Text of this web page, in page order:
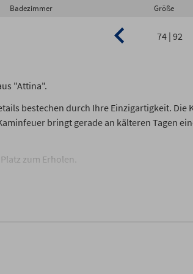
Badezimmer Größe
74 | 92
"Attina".
bestechen durch Ihre Einzigartigkeit. Die
bringt gerade an kälteren Tagen
zum Erholen.
typischen Fledermausgaube des Reethauses